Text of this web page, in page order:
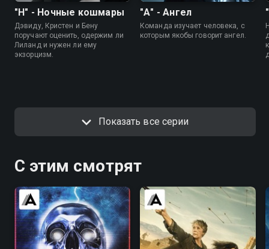
"Н" - Ночные кошмары
Дэвиду, Кристен и Бену
поручают оценить, одержим ли
Лиланд и нужен ли ему
экзорцизм.
"А" - Ангел
Команда изучает человека, с
которым якобы говорит ангел.
Показать все серии
С этим смотрят